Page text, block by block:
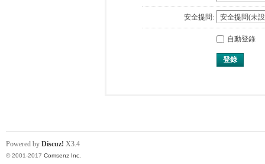
安全提問:
自動登錄
登錄
Powered by Discuz! X3.4
© 2001-2017 Comsenz Inc.